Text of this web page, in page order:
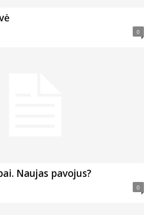
0
Naujas pavojus?
0